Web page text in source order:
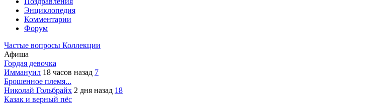
Энциклопедия
Комментарии
Форум
Частые вопросы Коллекции
Афиша
Гордая девочка
Иммануил 18 часов назад 7
Брошенное племя...
Николай Гольбрайх 2 дня назад 18
Казак и верный пёс